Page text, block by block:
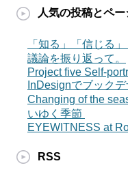
カ
人気の投稿とペー
「知る」「信じる
議論を振り返って。
Project five Self-
InDesignでブック
Changing of the
いゆく季節
EYEWITNESS at
RSS